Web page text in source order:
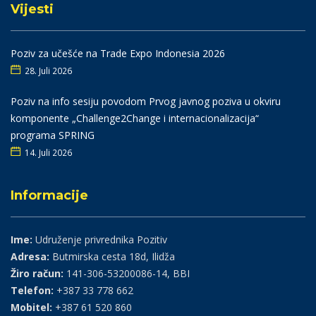
Vijesti
Poziv za učešće na Trade Expo Indonesia 2026
28. Juli 2026
Poziv na info sesiju povodom Prvog javnog poziva u okviru
komponente „Challenge2Change i internacionalizacija“
programa SPRING
14. Juli 2026
Informacije
Ime: Udruženje privrednika Pozitiv
Adresa: Butmirska cesta 18d, Ilidža
Žiro račun: 141-306-53200086-14, BBI
Telefon: +387 33 778 662
Mobitel: +387 61 520 860